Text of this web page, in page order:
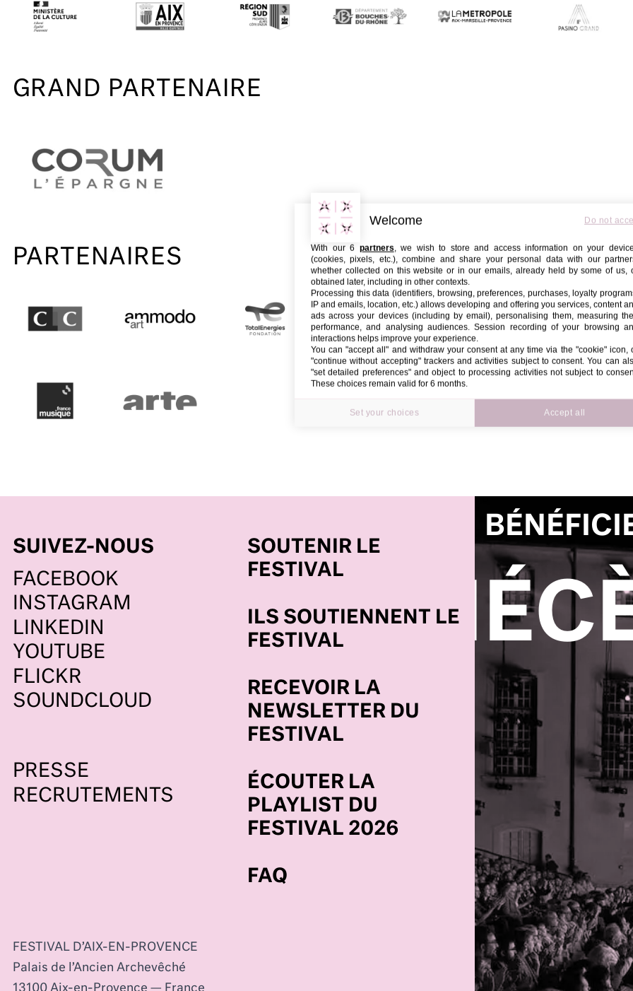
GRAND PARTENAIRE
PARTENAIRES
SUIVEZ-NOUS
FACEBOOK
INSTAGRAM
LINKEDIN
YOUTUBE
FLICKR
SOUNDCLOUD
PRESSE
RECRUTEMENTS
SOUTENIR LE
FESTIVAL
ILS SOUTIENNENT LE
FESTIVAL
RECEVOIR LA
NEWSLETTER DU
FESTIVAL
ÉCOUTER LA
PLAYLIST DU
FESTIVAL 2026
FAQ
FESTIVAL D’AIX-EN-PROVENCE
Palais de l’Ancien Archevêché
13100 Aix-en-Provence — France
Do not
Welcome
With our 6 partners, we wish to store and access information on your
(cookies, pixels, etc.), combine and share your personal data with our
whether collected on this website or in our emails, already held by some of us,
obtained later, including in other contexts.
Processing this data (identifiers, browsing, preferences, purchases, loyalty
IP and emails, location, etc.) allows developing and offering you services, content
ads across your devices (including by email), personalising them, measuring
performance, and analysing audiences. Session recording of your browsing
interactions helps improve your experience.
You can "accept all" and withdraw your consent at any time via the "cookie" icon,
"continue without accepting" trackers and activities subject to consent. You can
"set detailed preferences" and object to processing activities not subject to
These choices remain valid for 6 months.
Set your choices Accept all